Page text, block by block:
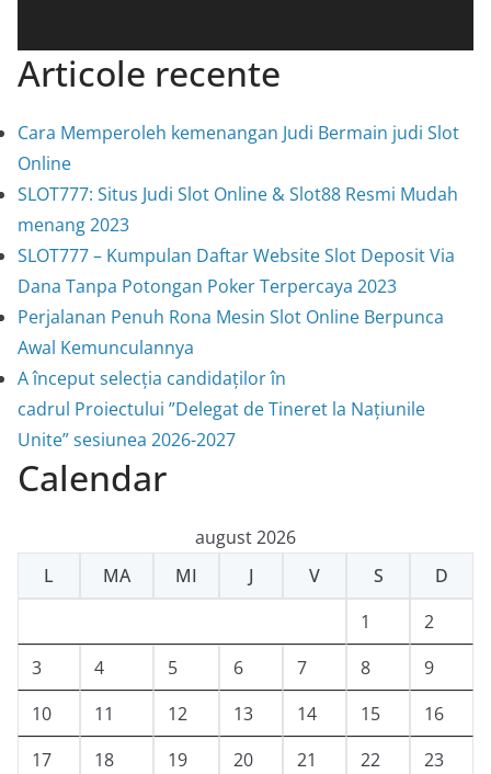
Articole recente
Cara Memperoleh kemenangan Judi Bermain judi Slot
Online
SLOT777: Situs Judi Slot Online & Slot88 Resmi Mudah
menang 2023
SLOT777 – Kumpulan Daftar Website Slot Deposit Via
Dana Tanpa Potongan Poker Terpercaya 2023
Perjalanan Penuh Rona Mesin Slot Online Berpunca
Awal Kemunculannya
A început selecția candidaților în
cadrul Proiectului ”Delegat de Tineret la Națiunile
Unite” sesiunea 2026-2027
Calendar
august 2026
L
MA MI J V S
D
1
2
3
4 5 6 7 8
9
10
11 12 13 14 15
16
17
18 19 20 21 22
23